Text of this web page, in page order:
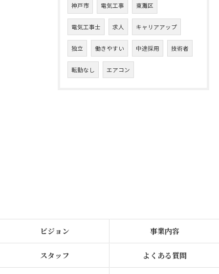
神戸市 電気工事 東灘区
電気工事士 求人 キャリアアップ
独立 働きやすい 中途採用 技術者
転勤なし エアコン
ビジョン 事業内容
スタッフ よくある質問